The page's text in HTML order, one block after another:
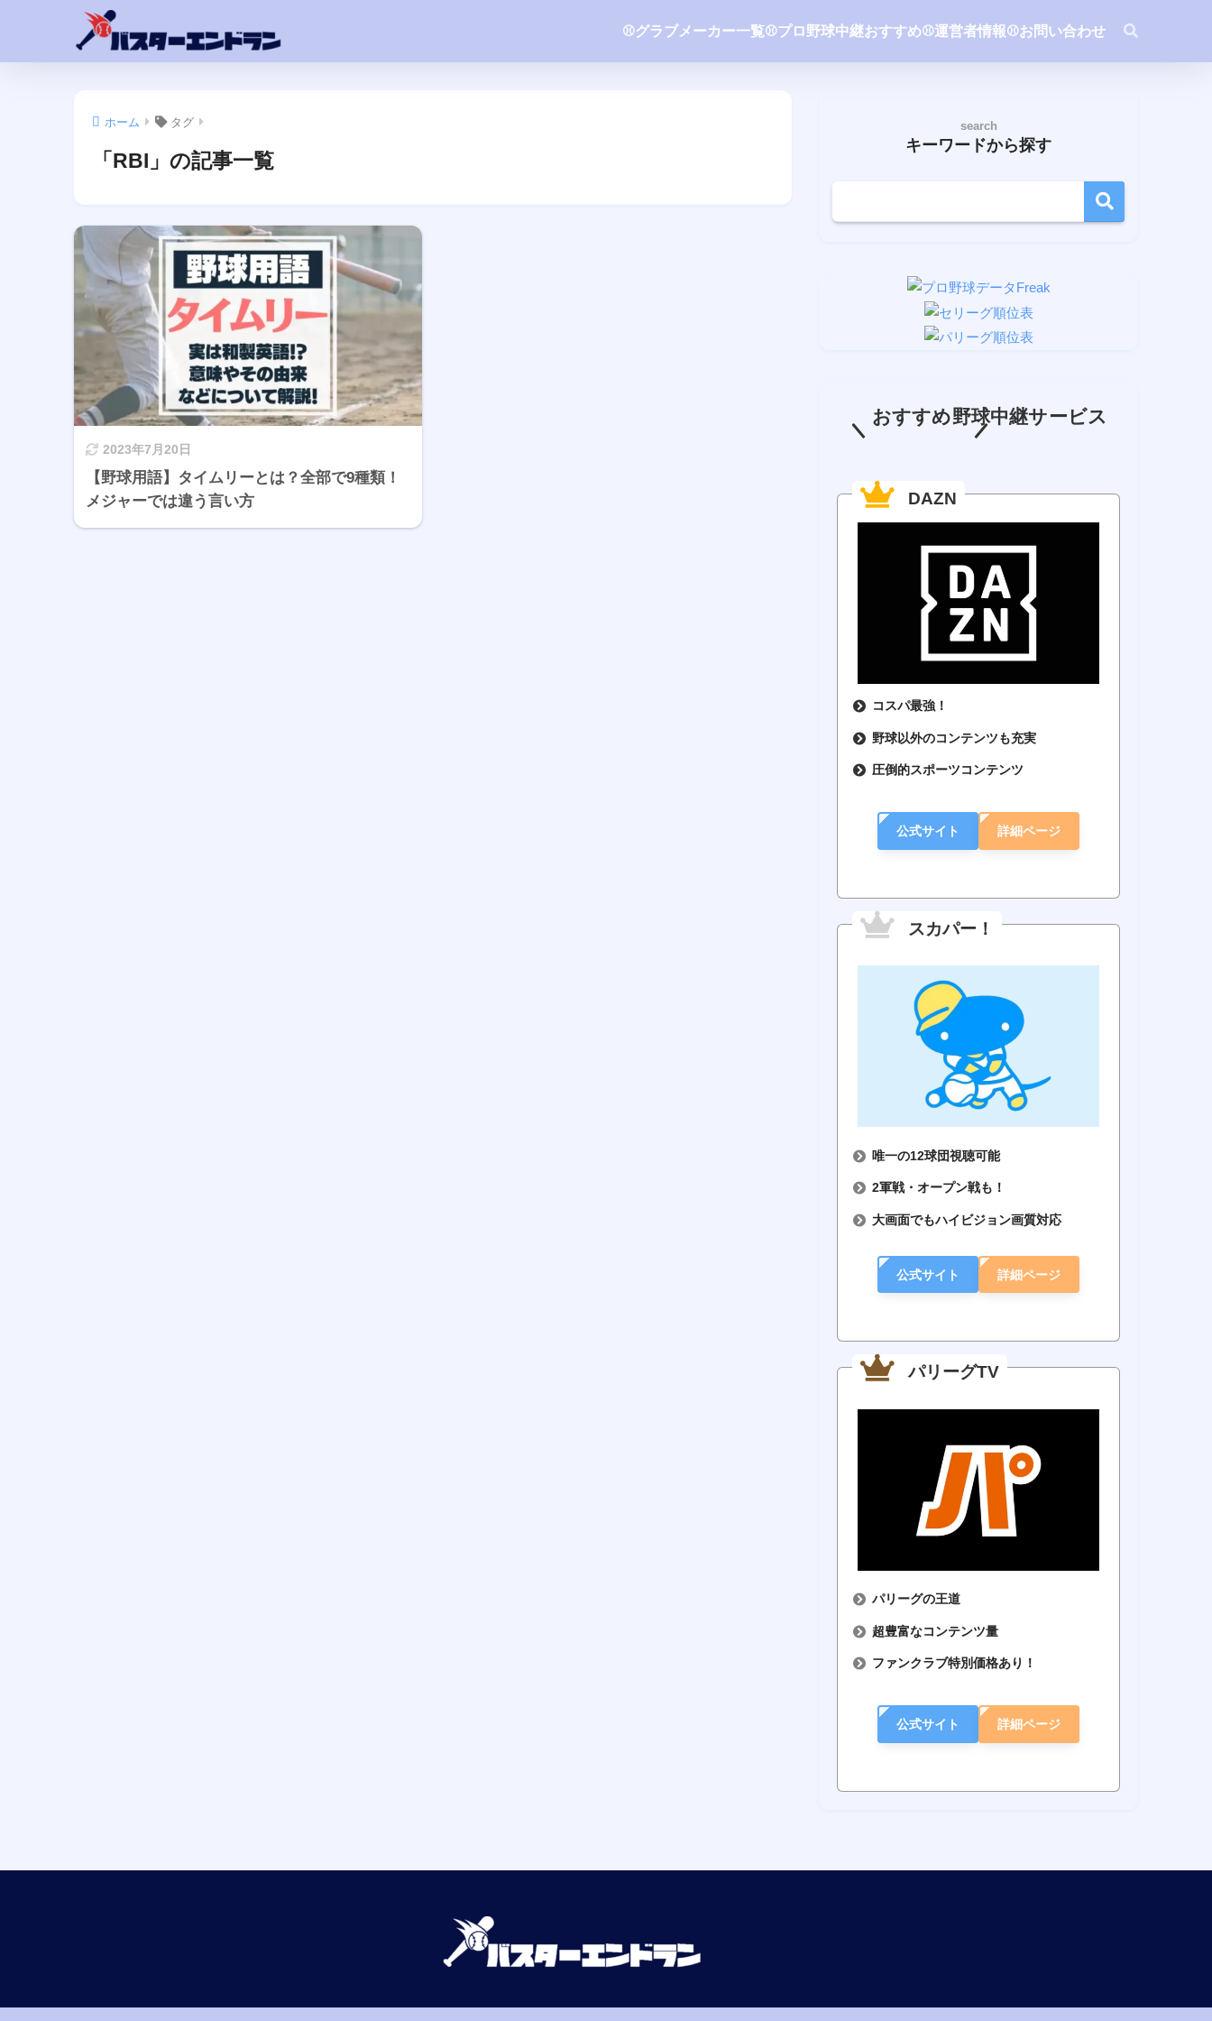
⚾️グラブメーカー一覧⚾️プロ野球中継おすすめ⚾️運営者情報⚾️お問い合わせ
ホーム タグ
「RBI」の記事一覧
2023年7月20日
【野球用語】タイムリーとは？全部で9種類！
メジャーでは違う言い方
search
キーワードから探す
おすすめ野球中継サービス
DAZN
コスパ最強！
野球以外のコンテンツも充実
圧倒的スポーツコンテンツ
公式サイト 詳細ページ
スカパー！
唯一の12球団視聴可能
2軍戦・オープン戦も！
大画面でもハイビジョン画質対応
公式サイト 詳細ページ
パリーグTV
パリーグの王道
超豊富なコンテンツ量
ファンクラブ特別価格あり！
公式サイト 詳細ページ